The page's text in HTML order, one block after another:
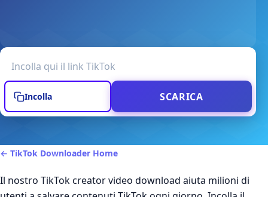
Incolla SCARICA
← TikTok Downloader Home
Il nostro TikTok creator video download aiuta milioni di